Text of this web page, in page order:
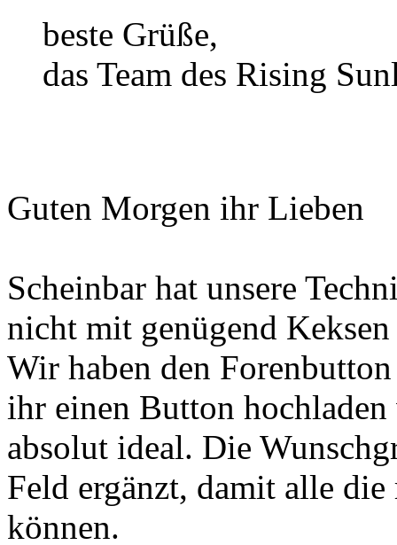
beste Grüße,
das Team des Rising
Guten Morgen ihr Lieben
Scheinbar hat unsere
nicht mit genügend Keksen
Wir haben den
ihr einen Button
absolut ideal. Die
Feld ergänzt, damit alle
können.